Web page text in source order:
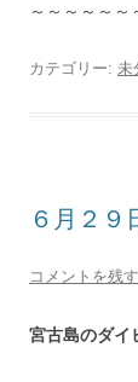
～～～～～～
カテゴリー: 未
６月２９
コメントを残す
宮古島のダイ